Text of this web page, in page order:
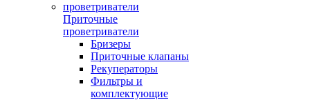
Приточные
проветриватели
Бризеры
Приточные клапаны
Рекуператоры
Фильтры и
комплектующие